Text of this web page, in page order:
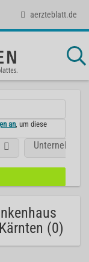
aerzteblatt.de
an , um diese
Unternehmen
(0)